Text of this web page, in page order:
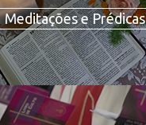
Meditações e Prédicas